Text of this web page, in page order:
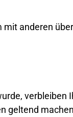
anderen
verbleiben
geltend